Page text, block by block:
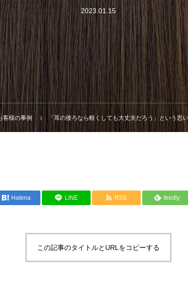
2023.01.15
客様の事例 「耳の後ろなら軽くしても大丈夫だろう」という思
Hatena LINE RSS feedly
この記事のタイトルとURLをコピーする